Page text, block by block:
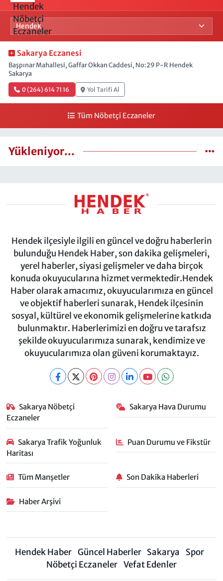
Sakarya Eczanesi
Başpınar Mahallesi, Gaffar Okkan Caddesi, No:29 P-R Hendek
Sakarya
0 (264) 614 71 16 Yol Tarifi Al
Tüm Nöbetçi Eczaneler
Yükleniyor...
Hendek ilçesiyle ilgili en güncel ve doğru haberlerin
bulunduğu Hendek Haber, son dakika gelişmeleri,
yerel haberler, siyasi gelişmeler ve daha birçok
konuda okuyucularına hizmet vermektedir.Hendek
Haber olarak amacımız, okuyucularımıza en güncel
ve objektif haberleri sunarak, Hendek ilçesinin
sosyal, kültürel ve ekonomik gelişmelerine katkıda
bulunmaktır. Haberlerimizi en doğru ve tarafsız
şekilde okuyucularımıza sunarak, kendimize ve
okuyucularımıza olan güveni korumaktayız.
Sakarya Nöbetçi
Eczaneler
Sakarya Hava Durumu
Sakarya Trafik Yoğunluk
Haritası
Puan Durumu ve Fikstür
Tüm Manşetler Son Dakika Haberleri
Haber Arşivi
Hendek Haber Güncel Haberler Sakarya
Spor
Nöbetçi Eczaneler Vefat Edenler